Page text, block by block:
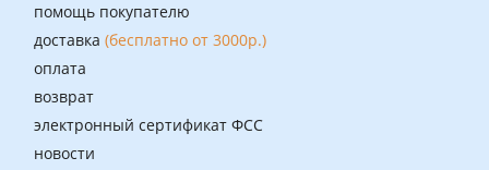
помощь покупателю
доставка (бесплатно от 3000р.)
оплата
возврат
электронный сертификат ФСС
новости